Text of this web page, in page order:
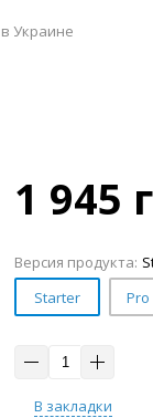
Украине
1 945
Версия продукта:
Starter
Pro
В закладки